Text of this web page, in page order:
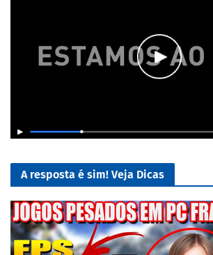
A resposta é sim! Veja Dicas